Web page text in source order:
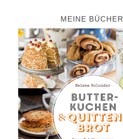
MEINE BÜCHER